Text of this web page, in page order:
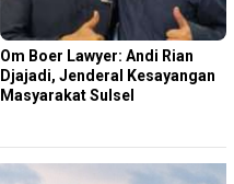
Om Boer Lawyer: Andi Rian
Djajadi, Jenderal Kesayangan
Masyarakat Sulsel